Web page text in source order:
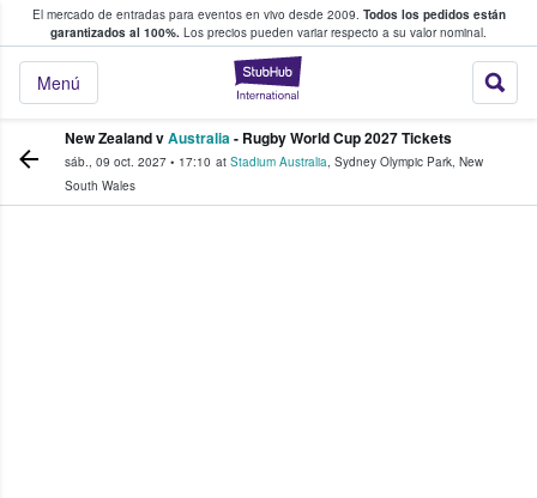
El mercado de entradas para eventos en vivo desde 2009. Todos los pedidos están
garantizados al 100%. Los precios pueden variar respecto a su valor nominal.
StubHub:
Menú
y venta de entradas entre fans
New Zealand vAustralia- Rugby World Cup 2027 Tickets
sáb., 09 oct. 2027 • 17:10 at Stadium Australia, Sydney Olympic Park, New
South Wales